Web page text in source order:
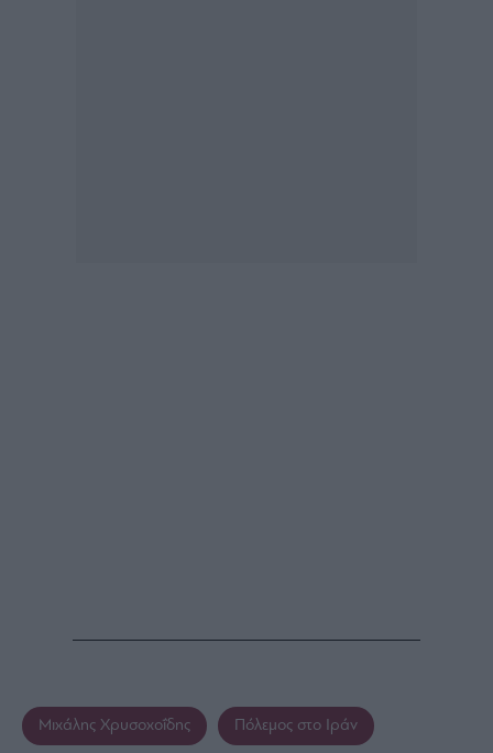
Μιχάλης Χρυσοχοΐδης Πόλεμος στο Ιράν